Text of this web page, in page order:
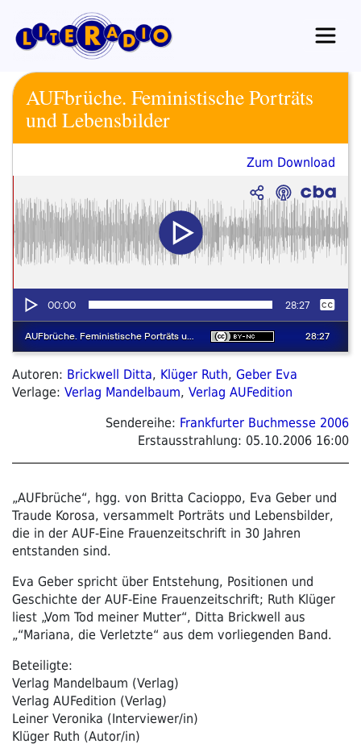
Inhalt
springen
AUFbrüche. Feministische Porträts
und Lebensbilder
Zum Download
Autoren: Brickwell Ditta, Klüger Ruth, Geber Eva
Verlage: Verlag Mandelbaum, Verlag AUFedition
Sendereihe: Frankfurter Buchmesse 2006
Erstausstrahlung: 05.10.2006 16:00
„AUFbrüche“, hgg. von Britta Cacioppo, Eva Geber und
Traude Korosa, versammelt Porträts und Lebensbilder,
die in der AUF-Eine Frauenzeitschrift in 30 Jahren
entstanden sind.
Eva Geber spricht über Entstehung, Positionen und
Geschichte der AUF-Eine Frauenzeitschrift; Ruth Klüger
liest „Vom Tod meiner Mutter“, Ditta Brickwell aus
„“Mariana, die Verletzte“ aus dem vorliegenden Band.
Beteiligte:
Verlag Mandelbaum (Verlag)
Verlag AUFedition (Verlag)
Leiner Veronika (Interviewer/in)
Klüger Ruth (Autor/in)